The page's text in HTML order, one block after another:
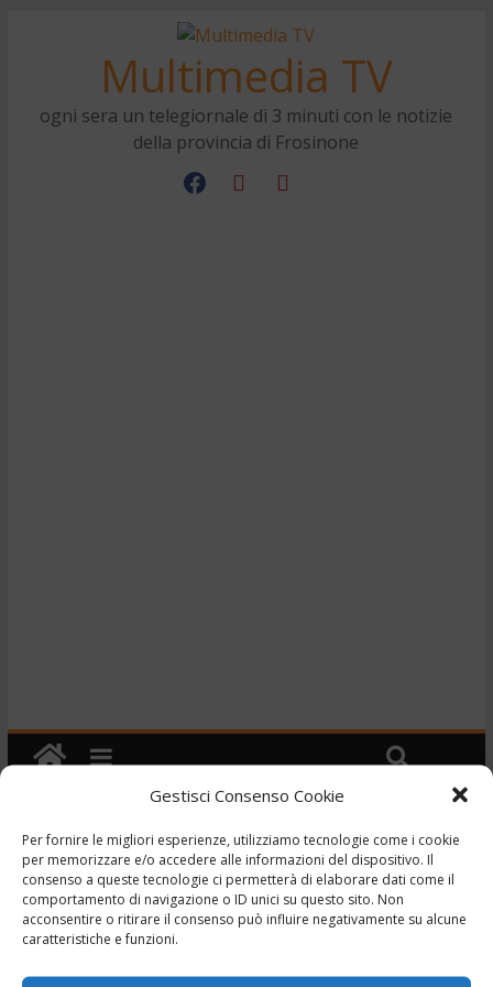
Gestisci Consenso Cookie
Per fornire le migliori esperienze, utilizziamo tecnologie come i cookie
per memorizzare e/o accedere alle informazioni del dispositivo. Il
consenso a queste tecnologie ci permetterà di elaborare dati come il
comportamento di navigazione o ID unici su questo sito. Non
acconsentire o ritirare il consenso può influire negativamente su alcune
caratteristiche e funzioni.
Multimedia TV
ogni sera un telegiornale di 3 minuti con le notizie
della provincia di Frosinone
Cronaca
TG – Tenta di strangolare
la convivente –
27/10/2023